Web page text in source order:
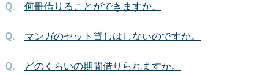
何冊借りることができますか。
マンガのセット貸しはしないのですか。
どのくらいの期間借りられますか。